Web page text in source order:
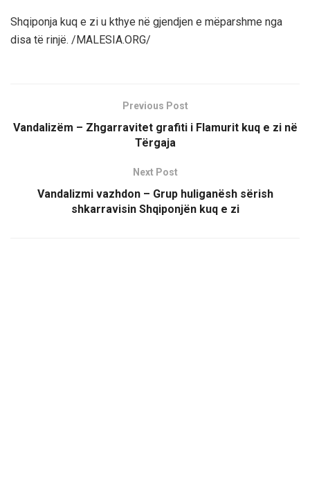
Shqiponja kuq e zi u kthye në gjendjen e mëparshme nga
disa të rinjë. /MALESIA.ORG/
Previous Post
Vandalizëm – Zhgarravitet grafiti i Flamurit kuq e zi në
Tërgaja
Next Post
Vandalizmi vazhdon – Grup huliganësh sërish
shkarravisin Shqiponjën kuq e zi